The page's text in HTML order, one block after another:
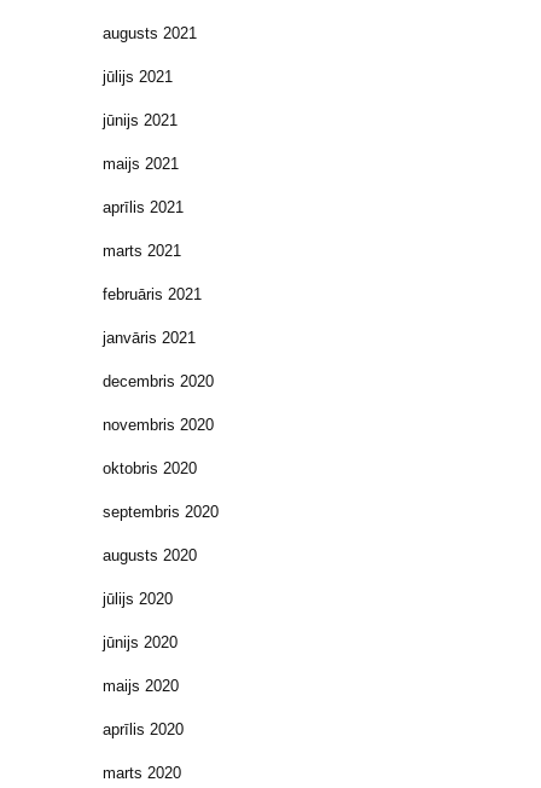
augusts 2021
jūlijs 2021
jūnijs 2021
maijs 2021
aprīlis 2021
marts 2021
februāris 2021
janvāris 2021
decembris 2020
novembris 2020
oktobris 2020
septembris 2020
augusts 2020
jūlijs 2020
jūnijs 2020
maijs 2020
aprīlis 2020
marts 2020